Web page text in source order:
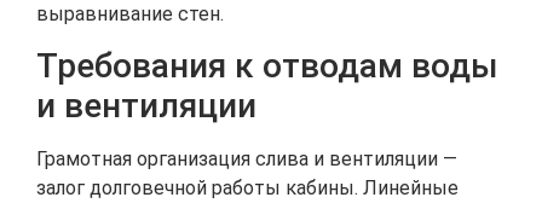
выравнивание стен.
Требования к отводам воды
и вентиляции
Грамотная организация слива и вентиляции —
залог долговечной работы кабины. Линейные